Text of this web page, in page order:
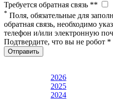
Требуется обратная связь **
* Поля, обязательные для
обратная связь, необходимо
телефон и/или электронную
Подтвердите, что вы не робот *
Отправить
2026
2025
2024